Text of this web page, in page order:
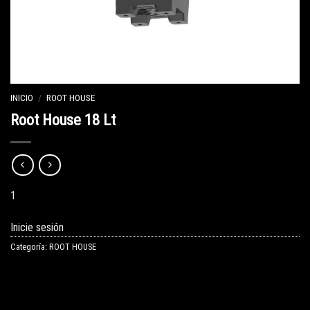
INICIO / ROOT HOUSE
Root House 18 Lt
1
Inicie sesión
Categoría: ROOT HOUSE